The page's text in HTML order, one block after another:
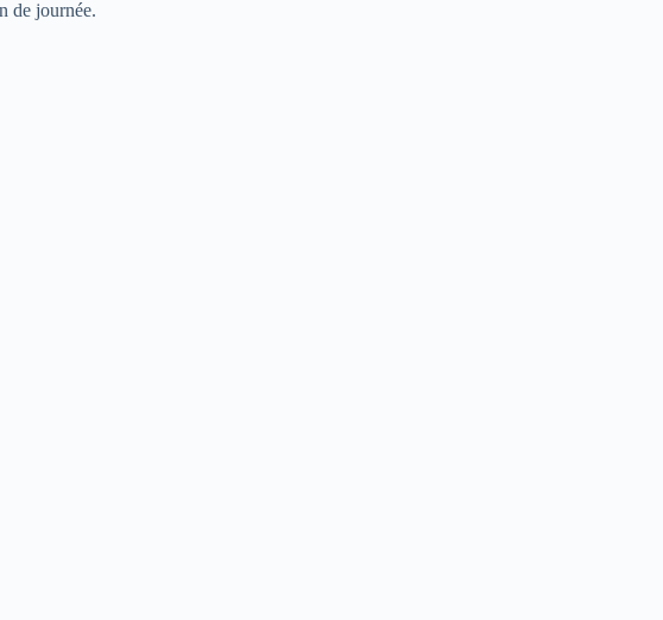
de journée.